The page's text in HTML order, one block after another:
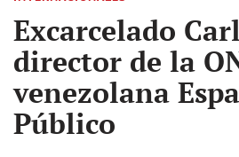
Excarcelado
director de la
venezolana
Público